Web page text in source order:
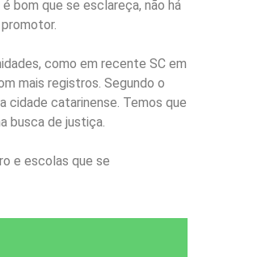
bom que se esclareça, não há
como em recente SC em
mais registros. Segundo o
cidade catarinense. Temos que
busca de justiça.
e escolas que se